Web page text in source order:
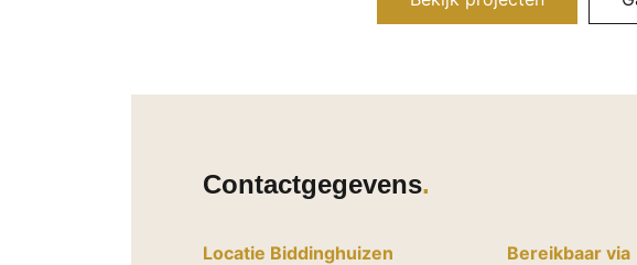
Contactgegevens
Locatie Biddinghuizen
Bereikbaar via